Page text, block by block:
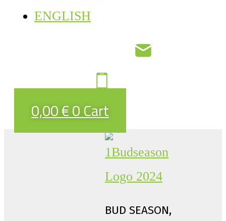
ENGLISH
0,00€0Cart
BUD SEASON,